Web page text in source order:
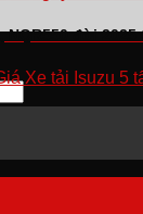
NQR550 đời
Xe tải Isuzu 5